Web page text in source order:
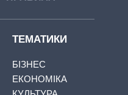
ТЕМАТИКИ
БІЗНЕС
ЕКОНОМІКА